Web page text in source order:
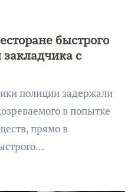
быстрого
с
в попытке
прямо в